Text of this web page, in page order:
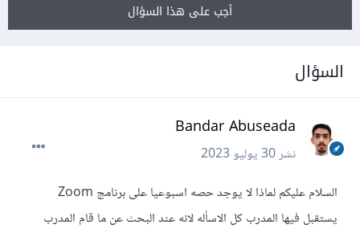
أجب على هذا السؤال
السؤال
Bandar Abuseada
نشر30 يوليو 2023
السلام عليكم لماذا لا يوجد حصه اسبوعيا على برنامج Zoom
يستقبل فيها المدرب كل الاسأله لانه عند البحث عن ما قام المدرب